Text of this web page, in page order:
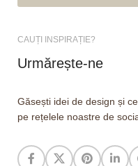
CAUȚI INSPIRAȚIE?
Urmărește-ne
Găsești idei de design și
pe rețelele noastre de